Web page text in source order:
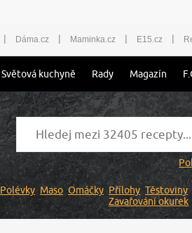
| Dáma.cz | Maminka.cz | E15.cz |
Světová kuchyně Rady Magazín
Polévky Maso Omáčky Přílohy Těstoviny
Zavařování okurek